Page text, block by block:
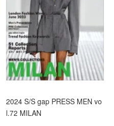
2024 S/S gap PRESS MEN vo
l.72 MILAN